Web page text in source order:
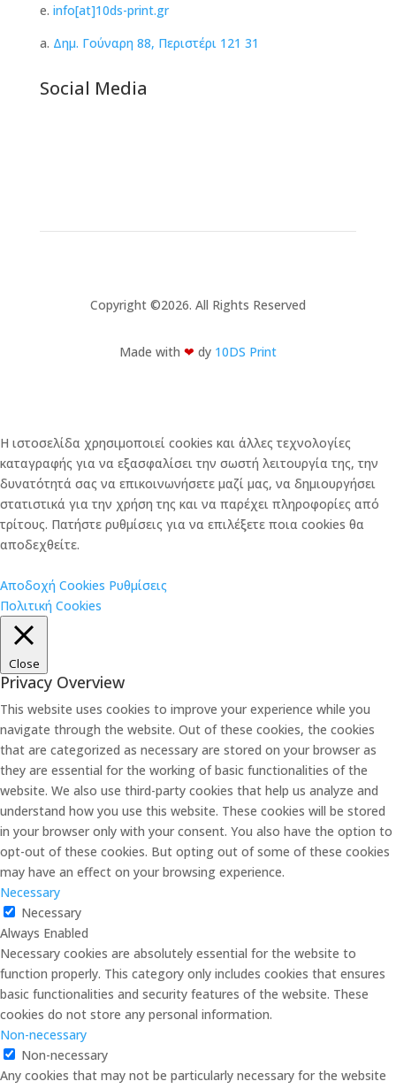
e. info[at]10ds-print.gr
a. Δημ. Γούναρη 88, Περιστέρι 121 31
Social Media
Copyright ©2026. All Rights Reserved
Made with ❤︎ dy 10DS Print
Η ιστοσελίδα χρησιμοποιεί cookies και άλλες τεχνολογίες
καταγραφής για να εξασφαλίσει την σωστή λειτουργία της, την
δυνατότητά σας να επικοινωνήσετε μαζί μας, να δημιουργήσει
στατιστικά για την χρήση της και να παρέχει πληροφορίες από
τρίτους. Πατήστε ρυθμίσεις για να επιλέξετε ποια cookies θα
αποδεχθείτε.
Αποδοχή Cookies Ρυθμίσεις
Πολιτική Cookies
Close
Privacy Overview
This website uses cookies to improve your experience while you
navigate through the website. Out of these cookies, the cookies
that are categorized as necessary are stored on your browser as
they are essential for the working of basic functionalities of the
website. We also use third-party cookies that help us analyze and
understand how you use this website. These cookies will be stored
in your browser only with your consent. You also have the option to
opt-out of these cookies. But opting out of some of these cookies
may have an effect on your browsing experience.
Necessary
Necessary
Always Enabled
Necessary cookies are absolutely essential for the website to
function properly. This category only includes cookies that ensures
basic functionalities and security features of the website. These
cookies do not store any personal information.
Non-necessary
Non-necessary
Any cookies that may not be particularly necessary for the website